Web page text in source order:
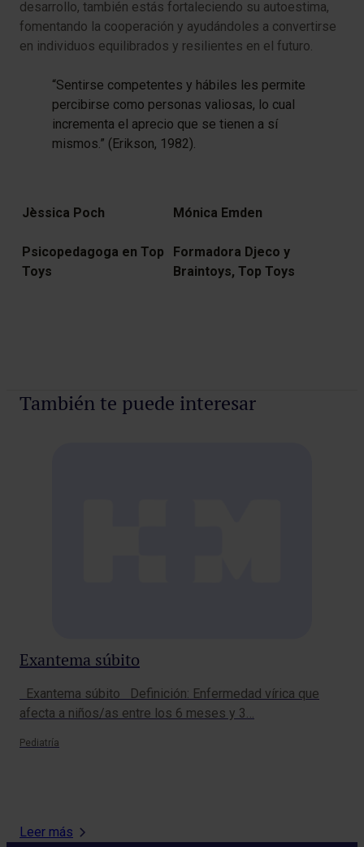
desarrollo, también estás fortaleciendo su autoestima,
fomentando la cooperación y ayudándoles a convertirse
en individuos equilibrados y resilientes en el futuro.
“Sentirse competentes y hábiles les permite
percibirse como personas valiosas, lo cual
incrementa el aprecio que se tienen a sí
mismos.” (Erikson, 1982).
Jèssica Poch
Psicopedagoga en Top
Toys
Mónica Emden
Formadora Djeco y
Braintoys, Top Toys
También te puede interesar
Exantema súbito
Exantema súbito Definición: Enfermedad vírica que
afecta a niños/as entre los 6 meses y 3…
Pediatría
Leer más